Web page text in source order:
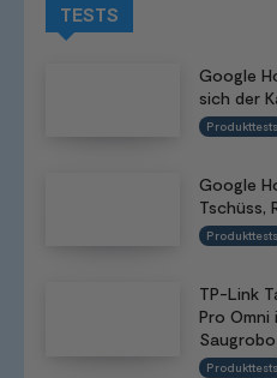
TESTS
Google
sich der
Produkttests
Google
Tschüss,
Produkttests
TP-Link
Pro Omni
Produkttests